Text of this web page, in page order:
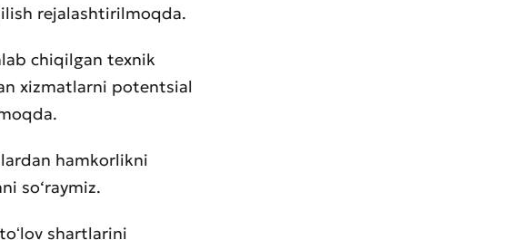
rejalashtirilmoqda.
chiqilgan texnik
xizmatlarni potentsial
hamkorlikni
so‘raymiz.
shartlarini